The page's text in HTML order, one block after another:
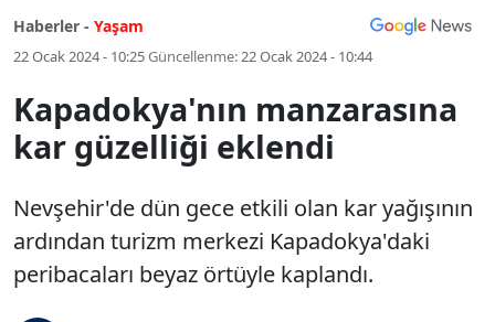
Haberler - Yaşam
22 Ocak 2024 - 10:25Güncellenme:22 Ocak 2024 - 10:44
Kapadokya'nın manzarasına
kar güzelliği eklendi
Nevşehir'de dün gece etkili olan kar yağışının
ardından turizm merkezi Kapadokya'daki
peribacaları beyaz örtüyle kaplandı.